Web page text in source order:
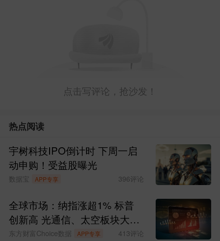
点击写评论，抢沙发！
热点阅读
宇树科技IPO倒计时 下周一启
动申购！受益股曝光
数据宝 APP专享 396评论
全球市场：纳指涨超1% 标普
创新高 光通信、太空板块大涨
SpaceX涨超15%
东方财富Choice数据 APP专享 413评论